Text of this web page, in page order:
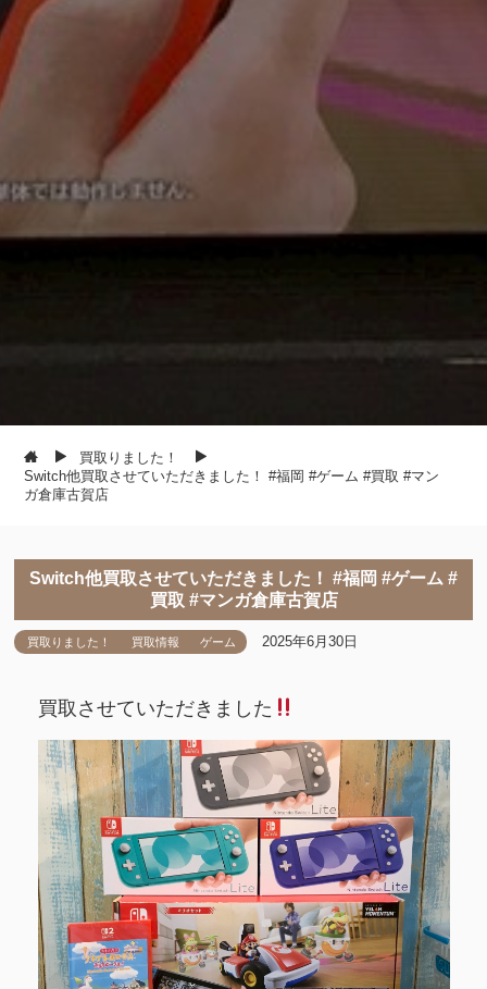
買取りました！
Switch他買取させていただきました！ #福岡 #ゲーム #買取 #マン
ガ倉庫古賀店
Switch他買取させていただきました！ #福岡 #ゲーム #
買取 #マンガ倉庫古賀店
買取りました！ 買取情報 ゲーム 2025年6月30日
買取させていただきました